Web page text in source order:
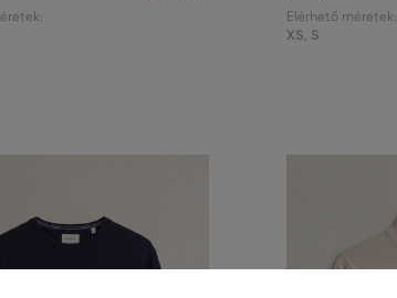
Elérhető méretek:
XS, S